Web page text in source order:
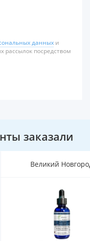
данных и
рассылок посредством
заказали
Одинцово